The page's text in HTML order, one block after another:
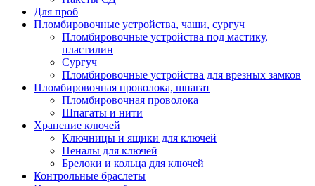
Для проб
Пломбировочные устройства, чаши, сургуч
Пломбировочные устройства под мастику,
пластилин
Сургуч
Пломбировочные устройства для врезных замков
Пломбировочная проволока, шпагат
Пломбировочная проволока
Шпагаты и нити
Хранение ключей
Ключницы и ящики для ключей
Пеналы для ключей
Брелоки и кольца для ключей
Контрольные браслеты